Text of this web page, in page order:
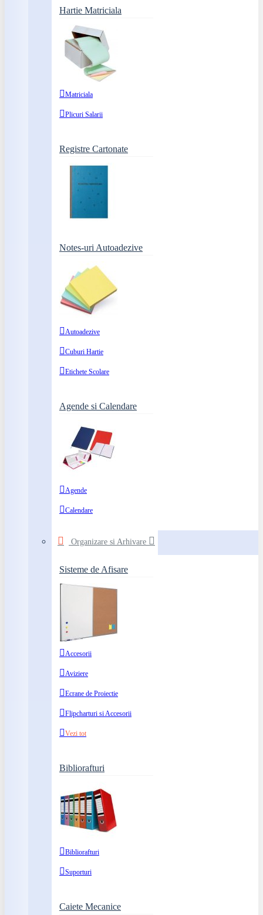
Hartie Matriciala
Matriciala
Plicuri Salarii
Registre Cartonate
Notes-uri Autoadezive
Autoadezive
Cuburi Hartie
Etichete Scolare
Agende si Calendare
Agende
Calendare
Organizare si Arhivare
Sisteme de Afisare
Accesorii
Aviziere
Ecrane de Proiectie
Flipcharturi si Accesorii
Vezi tot
Bibliorafturi
Bibliorafturi
Suporturi
Caiete Mecanice